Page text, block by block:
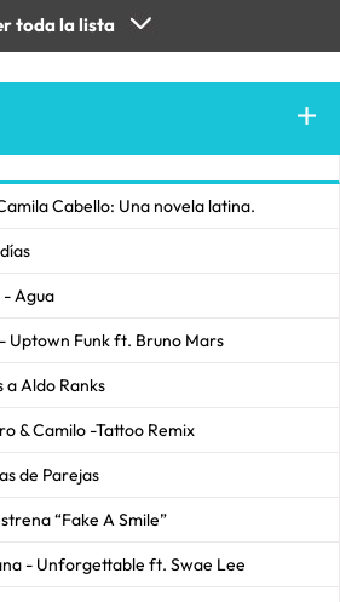
toda la lista
Cabello: Una novela latina.
- Agua
Uptown Funk ft. Bruno Mars
a Aldo Ranks
& Camilo -Tattoo Remix
de Parejas
“Fake A Smile”
- Unforgettable ft. Swae Lee